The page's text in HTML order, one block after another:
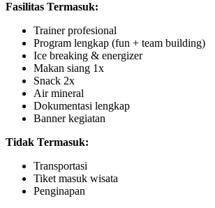
Fasilitas Termasuk:
Trainer profesional
Program lengkap (fun + team building)
Ice breaking & energizer
Makan siang 1x
Snack 2x
Air mineral
Dokumentasi lengkap
Banner kegiatan
Tidak Termasuk:
Transportasi
Tiket masuk wisata
Penginapan